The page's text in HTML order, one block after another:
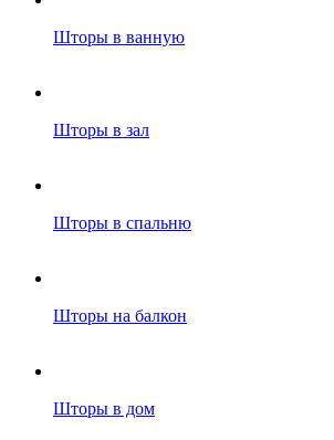
Шторы в ванную
Шторы в зал
Шторы в спальню
Шторы на балкон
Шторы в дом